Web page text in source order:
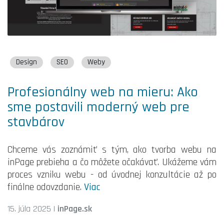
Design SEO Weby
Profesionálny web na mieru: Ako
sme postavili moderný web pre
stavbárov
Chceme vás zoznámiť s tým, ako tvorba webu na
inPage prebieha a čo môžete očakávať. Ukážeme vám
proces vzniku webu - od úvodnej konzultácie až po
finálne odovzdanie. Viac
15. júla 2025 | inPage.sk